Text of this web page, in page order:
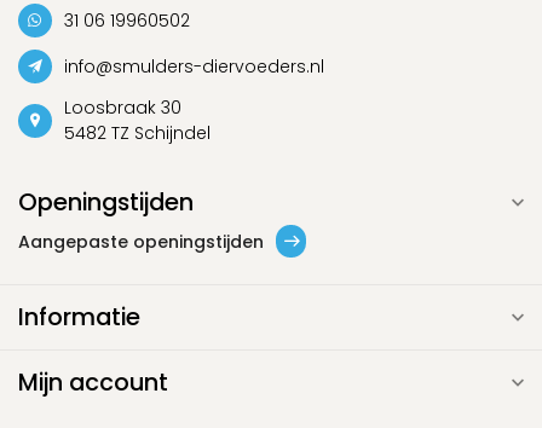
31 06 19960502
info@smulders-diervoeders.nl
Loosbraak 30
5482 TZ Schijndel
Openingstijden
Aangepaste openingstijden
Informatie
Mijn account